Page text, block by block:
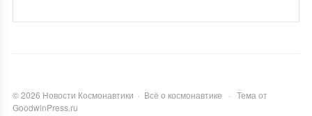
©2026 Новости Космонавтики · Всё о космонавтике · Тема от
GoodwinPress.ru